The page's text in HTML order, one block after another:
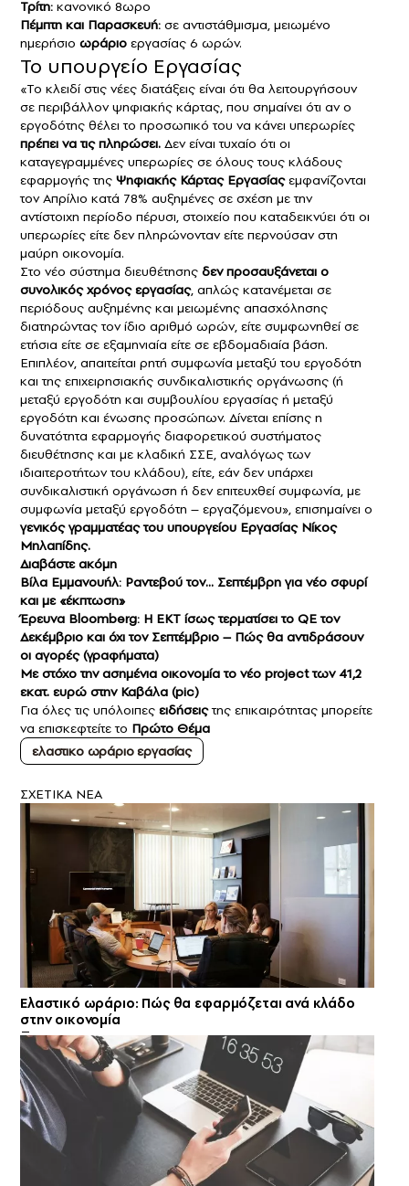
Τρίτη: κανονικό 8ωρο
Πέμπτη και Παρασκευή: σε αντιστάθμισμα, μειωμένο
ημερήσιο ωράριο εργασίας 6 ωρών.
To υπουργείο Εργασίας
«Το κλειδί στις νέες διατάξεις είναι ότι θα λειτουργήσουν
σε περιβάλλον ψηφιακής κάρτας, που σημαίνει ότι αν ο
εργοδότης θέλει το προσωπικό του να κάνει υπερωρίες
πρέπει να τις πληρώσει. Δεν είναι τυχαίο ότι οι
καταγεγραμμένες υπερωρίες σε όλους τους κλάδους
εφαρμογής της Ψηφιακής Κάρτας Εργασίαςεμφανίζονται
τον Απρίλιο κατά 78% αυξημένες σε σχέση με την
αντίστοιχη περίοδο πέρυσι, στοιχείο που καταδεικνύει ότι οι
υπερωρίες είτε δεν πληρώνονταν είτε περνούσαν στη
μαύρη οικονομία.
Στο νέο σύστημα διευθέτησης δεν προσαυξάνεται ο
συνολικός χρόνος εργασίας, απλώς κατανέμεται σε
περιόδους αυξημένης και μειωμένης απασχόλησης
διατηρώντας τον ίδιο αριθμό ωρών, είτε συμφωνηθεί σε
ετήσια είτε σε εξαμηνιαία είτε σε εβδομαδιαία βάση.
Επιπλέον, απαιτείται ρητή συμφωνία μεταξύ του εργοδότη
και της επιχειρησιακής συνδικαλιστικής οργάνωσης (ή
μεταξύ εργοδότη και συμβουλίου εργασίας ή μεταξύ
εργοδότη και ένωσης προσώπων. Δίνεται επίσης η
δυνατότητα εφαρμογής διαφορετικού συστήματος
διευθέτησης και με κλαδική ΣΣΕ, αναλόγως των
ιδιαιτεροτήτων του κλάδου), είτε, εάν δεν υπάρχει
συνδικαλιστική οργάνωση ή δεν επιτευχθεί συμφωνία, με
συμφωνία μεταξύ εργοδότη – εργαζόμενου», επισημαίνει ο
γενικός γραμματέας του υπουργείου Εργασίας Νίκος
Μηλαπίδης.
Διαβάστε ακόμη
Βίλα Εμμανουήλ: Ραντεβού τον… Σεπτέμβρη για νέο σφυρί
και με «έκπτωση»
Έρευνα Bloomberg: Η ΕΚΤ ίσως τερματίσει το QE τον
Δεκέμβριο και όχι τον Σεπτέμβριο – Πώς θα αντιδράσουν
οι αγορές (γραφήματα)
Με στόχο την ασημένια οικονομία το νέο project των 41,2
εκατ. ευρώ στην Καβάλα (pic)
Για όλες τις υπόλοιπες ειδήσειςτης επικαιρότητας μπορείτε
να επισκεφτείτε το Πρώτο Θέμα
ελαστικο ωράριο εργασίας
ΣXETIKA NEA
Ελαστικό ωράριο: Πώς θα εφαρμόζεται ανά κλάδο
στην οικονομία